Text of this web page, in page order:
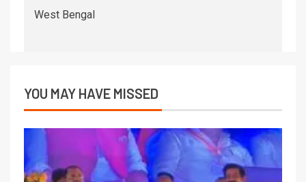
West Bengal
YOU MAY HAVE MISSED